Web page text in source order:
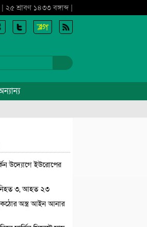
| ২৫ শ্রাবণ ১৪৩৩ বঙ্গাব্দ |
উদ্যোগে ইউরোপের
নিহত ৩, আহত ২৩
অস্ত্র আইন আনার